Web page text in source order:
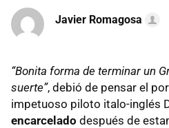
Javier Romagosa
“Bonita forma de terminar un
suerte”, debió de pensar el
impetuoso piloto italo-inglés
encarcelado después de